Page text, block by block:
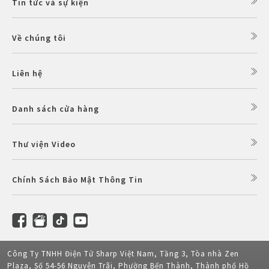
Tin tức và sự kiện
Về chúng tôi
Liên hệ
Danh sách cửa hàng
Thư viện Video
Chính Sách Bảo Mật Thông Tin
Công Ty TNHH Điện Tử Sharp Việt Nam, Tầng 3, Tòa nhà Zen
Plaza, Số 54-56 Nguyễn Trãi, Phường Bến Thành, Thành phố Hồ